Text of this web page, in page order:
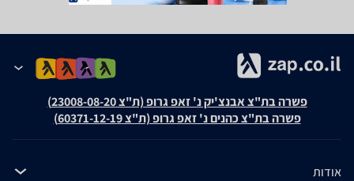
פשרה בת"צ אבנצ'יק נ' זאפ גרופ (ת"צ 23008-08-20)
פשרה בת"צ כהנים נ' זאפ גרופ (ת"צ 60371-12-19)
אודות